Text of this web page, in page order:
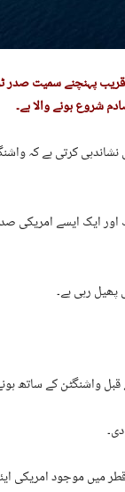
قریب پہنچنے سمیت
شروع ہونے والا ہے۔
کرتی ہے کہ
ایک ایسے امریکی
رہی ہے۔
واشنگٹن کے ساتھ
میں موجود امریکی